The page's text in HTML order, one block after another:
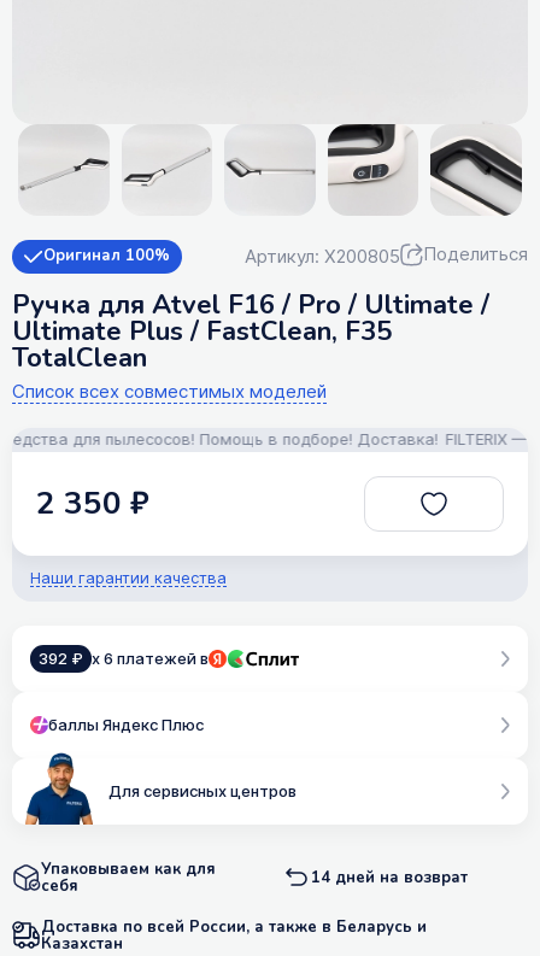
Оригинал 100% Артикул: X200805 Поделиться
Ручка для Atvel F16 / Pro / Ultimate /
Ultimate Plus / FastClean, F35
TotalClean
Список всех совместимых моделей
для пылесосов! Помощь в подборе! Доставка! FILTERIX —
2 350 ₽
Наши гарантии качества
392 ₽ x 6 платежей в
баллы Яндекс Плюс
Для сервисных центров
Упаковываем как для
себя 14 дней на возврат
Доставка по всей России, а также в Беларусь и
Казахстан